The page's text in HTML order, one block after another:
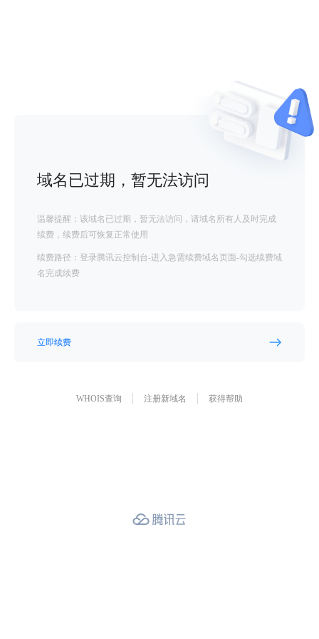
域名已过期，暂无法访问
温馨提醒：该域名已过期，暂无法访问，请域名所有人及时完成
续费，续费后可恢复正常使用
续费路径：登录腾讯云控制台-进入急需续费域名页面-勾选续费域
名完成续费
立即续费
WHOIS查询 注册新域名 获得帮助